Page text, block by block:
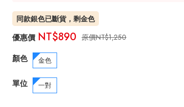
同款銀色已斷貨，剩金色
NT$1,250
NT$890
顏色 金色
單位 一對